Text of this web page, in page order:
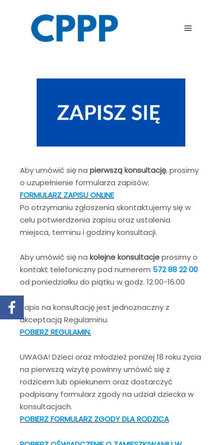
Aby umówić się na pierwszą konsultację, prosimy
o uzupełnienie formularza zapisów:
FORMULARZ ZAPISU ONLINE
Po otrzymaniu zgłoszenia skontaktujemy się w
celu potwierdzenia zapisu oraz ustalenia
miejsca, terminu i godziny konsultacji.
Aby umówić się na kolejne konsultacjeprosimy o
kontakt telefoniczny pod numerem 572 88 22 00
od poniedziałku do piątku w godz. 12.00-16.00
Zapis na konsultację jest jednoznaczny z
akceptacją Regulaminu.
POBIERZ REGULAMIN.
UWAGA! Dzieci oraz młodzież poniżej 18 roku życia
na pierwszą wizytę powinny umówić się z
rodzicem lub opiekunem oraz dostarczyć
podpisany formularz zgody na udział dziecka w
konsultacjach.
POBIERZ FORMULARZ ZGODY DLA RODZICA